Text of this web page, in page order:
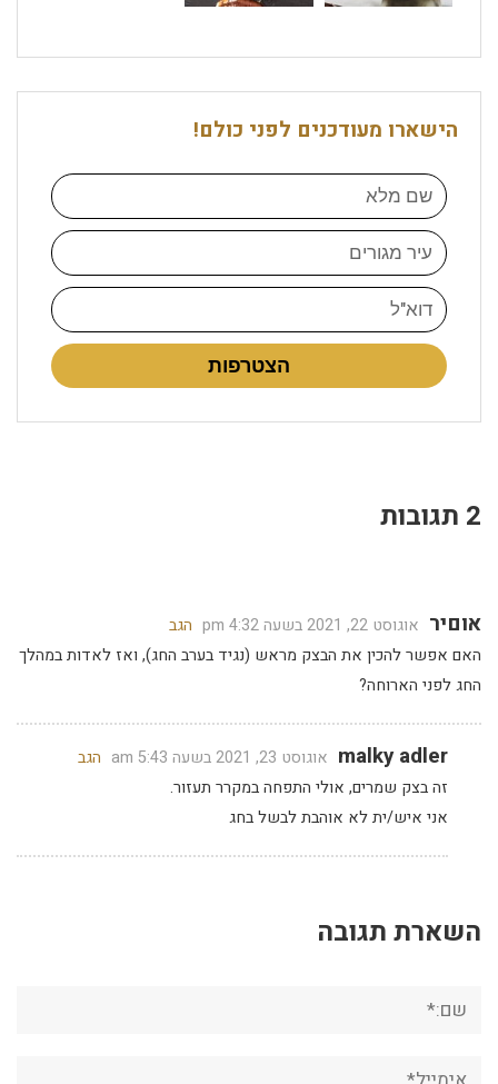
הישארו מעודכנים לפני כולם!
הצטרפות
2 תגובות
אוםיר אוגוסט 22, 2021 בשעה 4:32 pm
הגב
האם אפשר להכין את הבצק מראש (נגיד בערב החג), ואז לאדות במהלך
החג לפני הארוחה?
malky adler אוגוסט 23, 2021 בשעה 5:43 am
הגב
זה בצק שמרים, אולי התפחה במקרר תעזור.
אני איש/ית לא אוהבת לבשל בחג
השארת תגובה
אימייל*